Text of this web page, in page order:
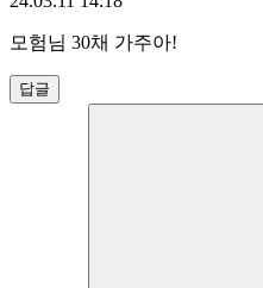
모험님 30채 가주아!
답글